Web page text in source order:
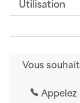
Utilisation
Vous
Appelez